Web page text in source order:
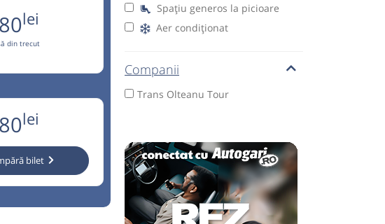
Spațiu generos la picioare
Aer condiționat
Companii
Trans Olteanu Tour
lei
din trecut
lei
bilet